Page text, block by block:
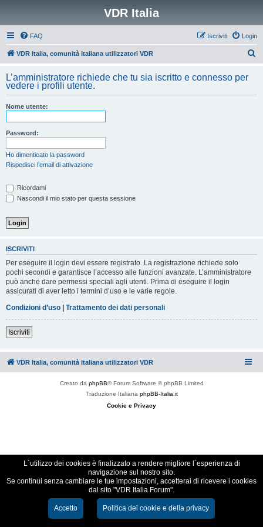
VDR Italia
FAQ Login
Iscriviti
VDR Italia, comunità italiana utilizzatori VDR
c
L’amministratore richiede che tu sia iscritto e connesso per
vedere i profili utente.
Nome utente:
Password:
Ho dimenticato la password
Rispedisci l’email di attivazione
Ricordami
Nascondi il mio stato per questa sessione
ISCRIVITI
Per eseguire il login devi essere registrato. La registrazione richiede solo
pochi secondi e garantisce l’accesso alle funzioni avanzate. L’amministratore
può anche dare permessi speciali agli utenti. Prima di eseguire il login
assicurati di aver letto i termini d’uso e le varie regole.
Condizioni d’uso | Trattamento dei dati personali
Iscriviti
VDR Italia, comunità italiana utilizzatori VDR
Creato da phpBB® Forum Software © phpBB Limited
Traduzione Italiana phpBB-Italia.it
Cookie e Privacy
L´utilizzo dei cookies è finalizzato a rendere migliore l´esperienza di
navigazione sul nostro sito.
Se continui senza cambiare le tue impostazioni, accetterai di ricevere i cookies
dal sito "VDR Italia Forum".
Accetto Politica dei cookie e della privacy